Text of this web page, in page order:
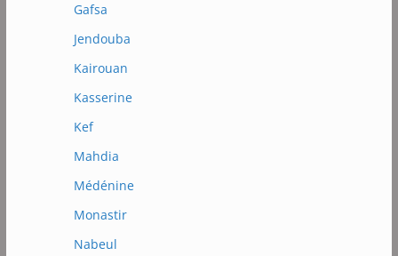
Gafsa
Jendouba
Kairouan
Kasserine
Kef
Mahdia
Médénine
Monastir
Nabeul